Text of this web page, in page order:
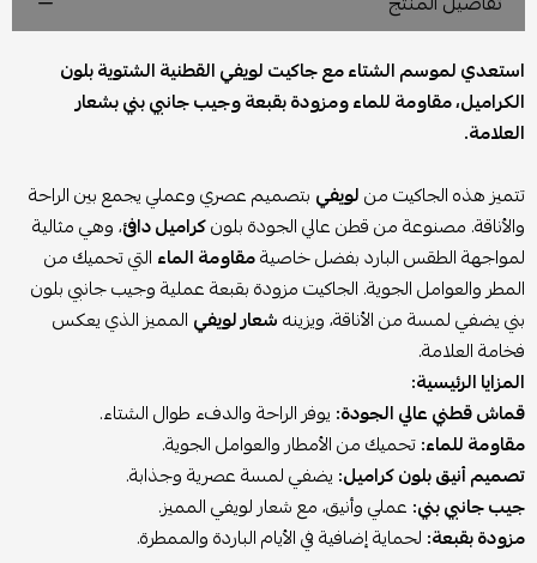
استعدي لموسم الشتاء مع جاكيت لويفي القطنية الشتوية بلون
الكراميل، مقاومة للماء ومزودة بقبعة وجيب جانبي بني بشعار
العلامة.
تتميز هذه الجاكيت منلويفي بتصميم عصري وعملي يجمع بين الراحة
والأناقة. مصنوعة من قطن عالي الجودة بلونكراميل دافئ، وهي مثالية
لمواجهة الطقس البارد بفضل خاصيةمقاومة الماء التي تحميك من
المطر والعوامل الجوية. الجاكيت مزودة بقبعة عملية وجيب جانبي بلون
بني يضفي لمسة من الأناقة، ويزينهشعار لويفي المميز الذي يعكس
فخامة العلامة.
المزايا الرئيسية:
قماش قطني عالي الجودة: يوفر الراحة والدفء طوال الشتاء.
مقاومة للماء:تحميك من الأمطار والعوامل الجوية.
تصميم أنيق بلون كراميل: يضفي لمسة عصرية وجذابة.
جيب جانبي بني: عملي وأنيق، مع شعار لويفي المميز.
مزودة بقبعة: لحماية إضافية في الأيام الباردة والممطرة.